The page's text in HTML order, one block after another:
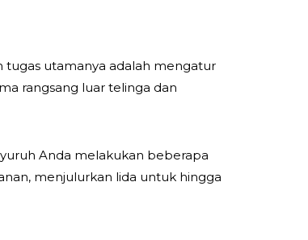
tugas utamanya adalah mengatur
rangsang luar telinga dan
Anda melakukan beberapa
menjulurkan lida untuk hingga